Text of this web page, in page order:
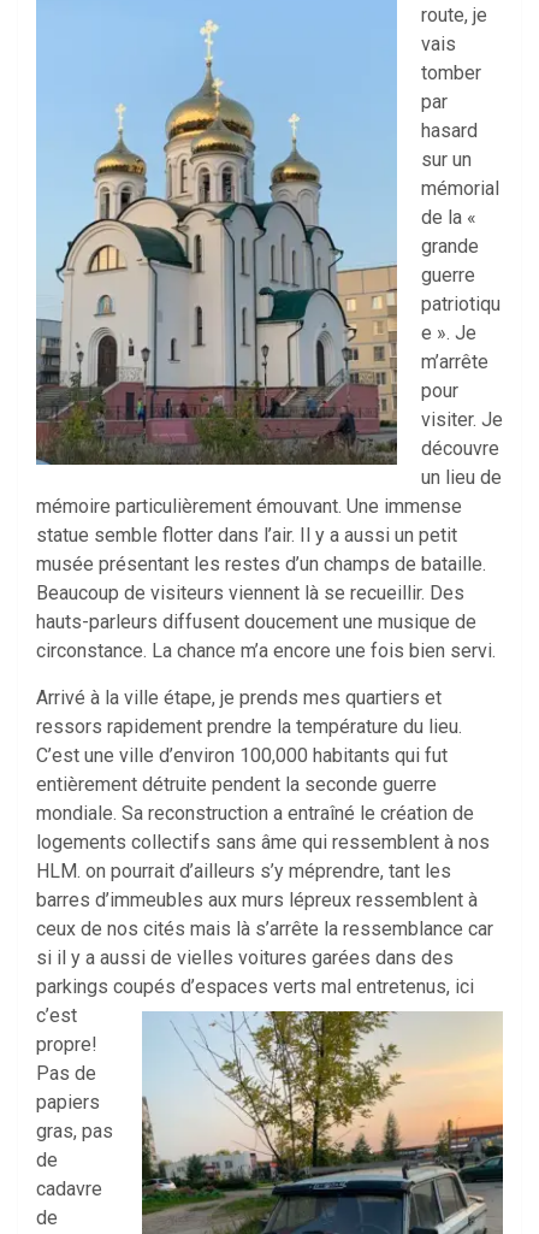
route, je
vais
tomber
par
hasard
sur un
mémorial
de la «
grande
guerre
patriotiqu
e ». Je
m’arrête
pour
visiter. Je
découvre
un lieu de
mémoire particulièrement émouvant. Une immense
statue semble flotter dans l’air. Il y a aussi un petit
musée présentant les restes d’un champs de bataille.
Beaucoup de visiteurs viennent là se recueillir. Des
hauts-parleurs diffusent doucement une musique de
circonstance. La chance m’a encore une fois bien servi.
Arrivé à la ville étape, je prends mes quartiers et
ressors rapidement prendre la température du lieu.
C’est une ville d’environ 100,000 habitants qui fut
entièrement détruite pendent la seconde guerre
mondiale. Sa reconstruction a entraîné le création de
logements collectifs sans âme qui ressemblent à nos
HLM. on pourrait d’ailleurs s’y méprendre, tant les
barres d’immeubles aux murs lépreux ressemblent à
ceux de nos cités mais là s’arrête la ressemblance car
si il y a aussi de vielles voitures garées dans des
parkings coupés d’espaces verts mal entretenus, ici
c’est
propre!
Pas de
papiers
gras, pas
de
cadavre
de